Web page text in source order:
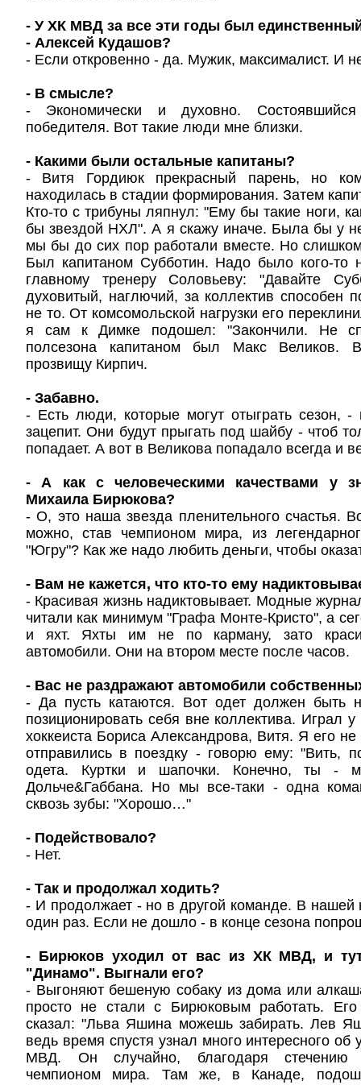
- У ХК МВД за все эти годы был
- Алексей Кудашов?
- Если откровенно - да. Мужик, максималист. И
- В смысле?
- Экономически и духовно.
победителя. Вот такие люди мне близки.
- Какими были остальные капитаны?
- Витя Гордиюк прекрасный парень, но
находилась в стадии формирования. Затем
Кто-то с трибуны ляпнул: "Ему бы такие ноги,
бы звездой НХЛ". А я скажу иначе. Была бы у
мы бы до сих пор работали вместе. Но
Был капитаном Субботин. Надо было кого-то
главному тренеру Соловьеву: "Давайте
духовитый, наглючий, за коллектив способен
не то. От комсомольской нагрузки его
я сам к Димке подошел: "Закончили. Не
полсезона капитаном был Макс Великов.
прозвищу Кирпич.
- Забавно.
- Есть люди, которые могут отыграть сезон,
зацепит. Они будут прыгать под шайбу - чтоб
попадает. А вот в Великова попадало всегда и
- А как с человеческими качествами у
Михаила Бирюкова?
- О, это наша звезда пленительного счастья.
можно, став чемпионом мира, из
"Югру"? Как же надо любить деньги, чтобы
- Вам не кажется, что кто-то ему
- Красивая жизнь надиктовывает. Модные
читали как минимум "Графа Монте-Кристо", а
и яхт. Яхты им не по карману, зато
автомобили. Они на втором месте после часов.
- Вас не раздражают автомобили
- Да пусть катаются. Вот одет должен быть
позиционировать себя вне коллектива. Играл
хоккеиста Бориса Александрова, Витя. Я его
отправились в поездку - говорю ему: "Вить,
одета. Куртки и шапочки. Конечно, ты -
Дольче&Габбана. Но мы все-таки - одна
сквозь зубы: "Хорошо…"
- Подействовало?
- Нет.
- Так и продолжал ходить?
- И продолжает - но в другой команде. В нашей
один раз. Если не дошло - в конце сезона
- Бирюков уходил от вас из ХК МВД, и
"Динамо". Выгнали его?
- Выгоняют бешеную собаку из дома или
просто не стали с Бирюковым работать.
сказал: "Льва Яшина можешь забирать. Лев
ведь время спустя узнал много интересного
МВД. Он случайно, благодаря стечению
чемпионом мира. Там же, в Канаде,